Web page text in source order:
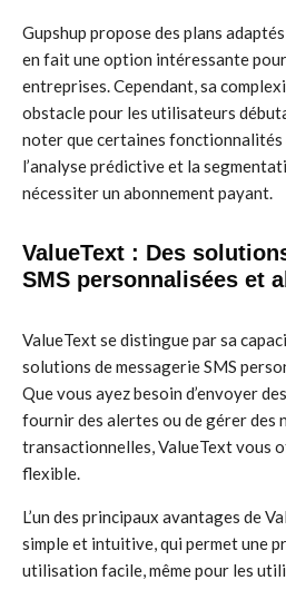
Gupshup propose des plans
en fait une option intéressante
entreprises. Cependant, sa
obstacle pour les utilisateurs
noter que certaines fonctionnalités
l’analyse prédictive et la
nécessiter un abonnement payant.
ValueText : Des
SMS personnalisées et
ValueText se distingue par sa
solutions de messagerie SMS
Que vous ayez besoin d’envoyer
fournir des alertes ou de gérer des
transactionnelles, ValueText vous
flexible.
L’un des principaux avantages de
simple et intuitive, qui permet une
utilisation facile, même pour les